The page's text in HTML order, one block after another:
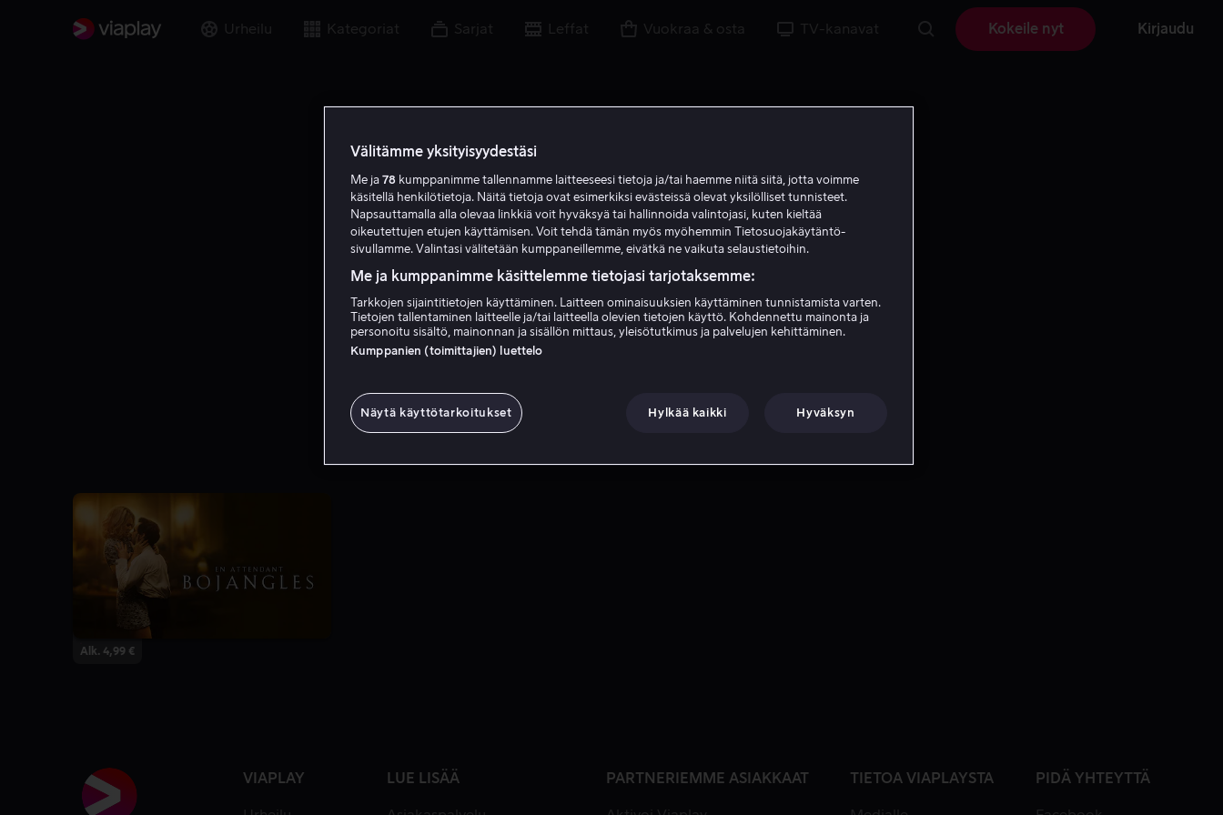
Urheilu Kategoriat Sarjat Leffat Vuokraa & osta TV-kanavat Kokeile nyt Kirjaudu
M S
Marc Susini
Alk. 4,99 €
VIAPLAY LUE LISÄÄ PARTNERIEMME ASIAKKAAT TIETOA VIAPLAYSTA PIDÄ YHTEYTTÄ
Välitämme yksityisyydestäsi
Me ja 78 kumppanimme tallennamme laitteeseesi tietoja ja/tai haemme niitä siitä, jotta voimme
käsitellä henkilötietoja. Näitä tietoja ovat esimerkiksi evästeissä olevat yksilölliset tunnisteet.
Napsauttamalla alla olevaa linkkiä voit hyväksyä tai hallinnoida valintojasi, kuten kieltää
oikeutettujen etujen käyttämisen. Voit tehdä tämän myös myöhemmin Tietosuojakäytäntö-
sivullamme. Valintasi välitetään kumppaneillemme, eivätkä ne vaikuta selaustietoihin.
Me ja kumppanimme käsittelemme tietojasi tarjotaksemme:
Tarkkojen sijaintitietojen käyttäminen. Laitteen ominaisuuksien käyttäminen tunnistamista varten.
Tietojen tallentaminen laitteelle ja/tai laitteella olevien tietojen käyttö. Kohdennettu mainonta ja
personoitu sisältö, mainonnan ja sisällön mittaus, yleisötutkimus ja palvelujen kehittäminen.
Kumppanien (toimittajien) luettelo
Näytä käyttötarkoitukset Hylkää kaikki Hyväksyn